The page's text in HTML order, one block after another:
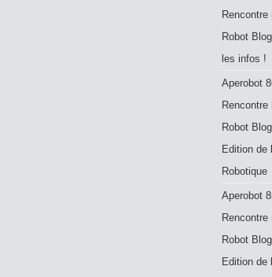
Rencontre
Robot Blog
les infos !
Aperobot
Rencontre
Robot Blog
Edition de
Robotique
Aperobot
Rencontre
Robot Blog
Edition de